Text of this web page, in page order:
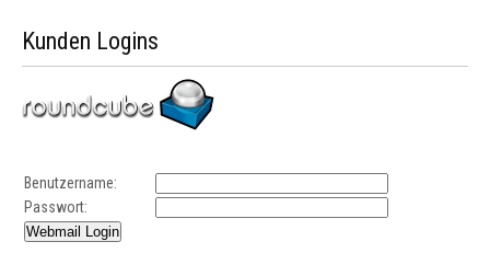
Kunden Logins
Benutzername:
Passwort: